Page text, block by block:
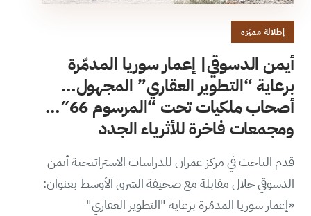
إطلالة مميّزة
أيمن الدسوقي| إعمار سوريا المدمّرة
برعاية “التطوير العقاري” المجهول…
أصحاب ملكيات تحت “المرسوم 66″…
ومجمعات فاخرة للأثرياء الجدد
قدم الباحث في مركز عمران للدراسات الاستراتيجية أيمن
الدسوقي خلال مقابلة مع صحيفة الشرق الأوسط بعنوان:
«إعمار سوريا المدمّرة برعاية "التطوير العقاري"